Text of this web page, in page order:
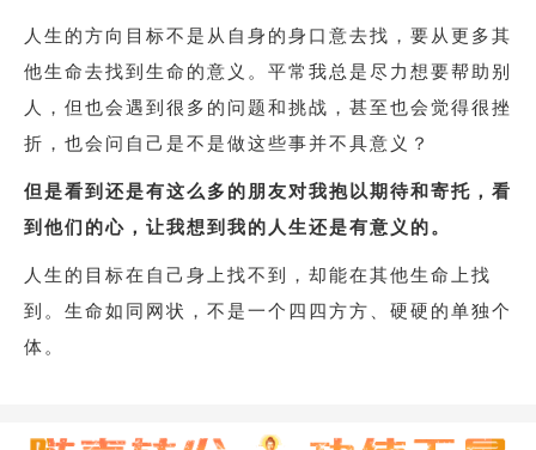
人生的方向目标不是从自身的身口意去找，要从更多其
他生命去找到生命的意义。 平常我总是尽力想要帮助别
人，但也会遇到很多的问题和挑战，甚至也会觉得很挫
折，也会问自己是不是做这些事并不具意义？
但是看到还是有这么多的朋友对我抱以期待和寄托，看
到他们的心，让我想到我的人生还是有意义的。
人生的目标在自己身上找不到，却能在其他生命上找
到。生命如同网状，不是一个四四方方、硬硬的单独个
体。